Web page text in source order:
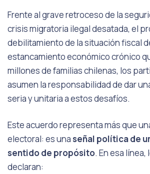
Frente al grave retroceso de la
crisis migratoria ilegal desatada, el
debilitamiento de la situación fiscal
estancamiento económico crónico
millones de familias chilenas, los
asumen la responsabilidad de dar
seria y unitaria a estos desafíos.
Este acuerdo representa más que
electoral: es una señal política de
sentido de propósito. En esa
declaran: